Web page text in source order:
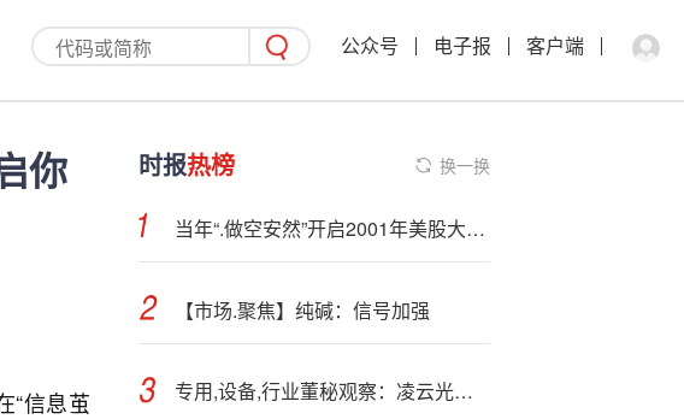
公众号 电子报 客户端
你
“信息茧
时报热榜 换一换
当年“.做空安然”开启2001年美股大崩盘，“末日博士”：现在的“私募信贷”和2008年的次贷类似
【市场.聚焦】纯碱：信号加强
专用,设备,行业董秘观察：凌云光顾宝兴共违规2次 薪酬仍高达166万元为行业第四